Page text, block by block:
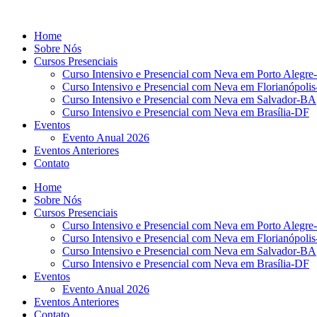
conteúdo
Home
Sobre Nós
Cursos Presenciais
Curso Intensivo e Presencial com Neva em Porto
Curso Intensivo e Presencial com Neva em
Curso Intensivo e Presencial com Neva em Salvador-BA
Curso Intensivo e Presencial com Neva em Brasília-DF
Eventos
Evento Anual 2026
Eventos Anteriores
Contato
Home
Sobre Nós
Cursos Presenciais
Curso Intensivo e Presencial com Neva em Porto
Curso Intensivo e Presencial com Neva em
Curso Intensivo e Presencial com Neva em Salvador-BA
Curso Intensivo e Presencial com Neva em Brasília-DF
Eventos
Evento Anual 2026
Eventos Anteriores
Contato